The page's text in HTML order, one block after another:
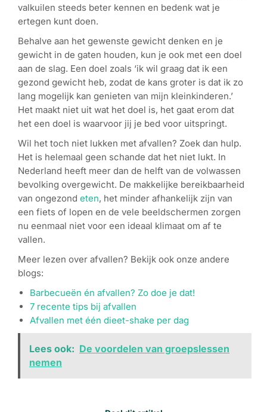
valkuilen steeds beter kennen en bedenk wat je
ertegen kunt doen.
Behalve aan het gewenste gewicht denken en je
gewicht in de gaten houden, kun je ook met een doel
aan de slag. Een doel zoals ‘ik wil graag dat ik een
gezond gewicht heb, zodat de kans groter is dat ik zo
lang mogelijk kan genieten van mijn kleinkinderen.’
Het maakt niet uit wat het doel is, het gaat erom dat
het een doel is waarvoor jij je bed voor uitspringt.
Wil het toch niet lukken met afvallen? Zoek dan hulp.
Het is helemaal geen schande dat het niet lukt. In
Nederland heeft meer dan de helft van de volwassen
bevolking overgewicht. De makkelijke bereikbaarheid
van ongezond eten, het minder afhankelijk zijn van
een fiets of lopen en de vele beeldschermen zorgen
nu eenmaal niet voor een ideaal klimaat om af te
vallen.
Meer lezen over afvallen? Bekijk ook onze andere
blogs:
Barbecueën én afvallen? Zo doe je dat!
7 recente tips bij afvallen
Afvallen met één dieet-shake per dag
Lees ook: De voordelen van groepslessen
nemen